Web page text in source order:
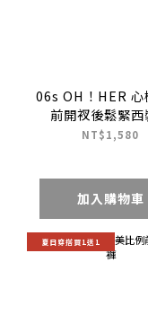
06s OH！HER 心
前開衩後鬆緊西
NT$1,580
加入購物車
夏日穿搭買1送1